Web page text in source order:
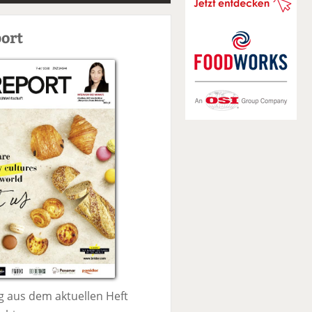
S
u
aus dem aktuellen Heft